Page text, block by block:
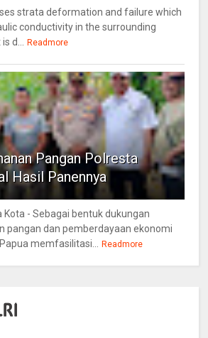
strata deformation and failure which
conductivity in the surrounding
d... Readmore
Pangan Polresta
Hasil Panennya
- Sebagai bentuk dukungan
pangan dan pemberdayaan ekonomi
memfasilitasi... Readmore